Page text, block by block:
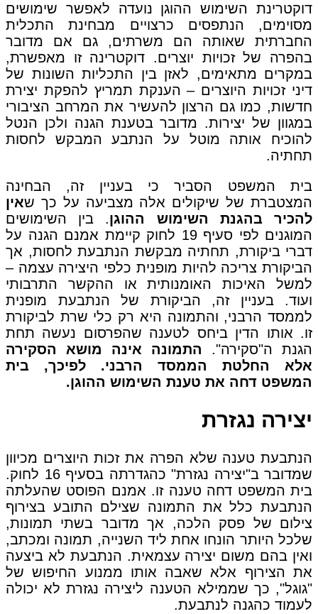
דוקטרינת השימוש ההוגן נועדה לאפשר שימושים
מסוימים, הנתפסים כרצויים מבחינת התכלית
החברתית שאותה הם משרתים, גם אם מדובר
בהפרה של זכויות יוצרים. דוקטרינה זו מאפשרת,
במקרים מתאימים, לאזן בין התכליות השונות של
דיני זכויות היוצרים – הענקת תמריץ להפקת יצירת
חדשות, כמו גם הרצון להעשיר את המרחב הציבורי
במגוון של יצירות. מדובר בטענת הגנה ולכן הנטל
להוכיח אותה מוטל על הנתבע המבקש לחסות
תחתיה.
בית המשפט הסביר כי בעניין זה, הבחינה
המצטברת של שיקולים אלה מצביעה על כך שאין
להכיר בהגנת השימוש ההוגן. בין השימושים
המוגנים לפי סעיף 19 לחוק קיימת אמנם הגנה על
דברי ביקורת, תחתיה מבקשת הנתבעת לחסות, אך
הביקורת צריכה להיות מופנית כלפי היצירה עצמה –
למשל האיכות האומנותית או ההקשר התרבותי
ועוד. בעניין זה, הביקורת של הנתבעת מופנית
לממסד הרבני, והתמונה היא רק כלי שרת לביקורת
זו. אותו הדין ביחס לטענה שהפרסום נעשה תחת
הגנת ה"סקירה". התמונה אינה מושא הסקירה
אלא החלטת הממסד הרבני. לפיכך, בית
המשפט דחה את טענת השימוש ההוגן.
יצירה נגזרת
הנתבעת טענה שלא הפרה את זכות היוצרים מכיוון
שמדובר ב"יצירה נגזרת" כהגדרתה בסעיף 16 לחוק.
בית המשפט דחה טענה זו. אמנם הפוסט שהעלתה
הנתבעת כלל את התמונה שצילם התובע בצירוף
צילום של פסק הלכה, אך מדובר בשתי תמונות,
שלכל היותר הונחו אחת ליד השנייה, תמונה ומכתב,
ואין בהם משום יצירה עצמאית. הנתבעת לא ביצעה
את הצירוף אלא שאבה אותו ממנוע החיפוש של
"גוגל", כך שממילא הטענה ליצירה נגזרת לא יכולה
לעמוד כהגנה לנתבעת.